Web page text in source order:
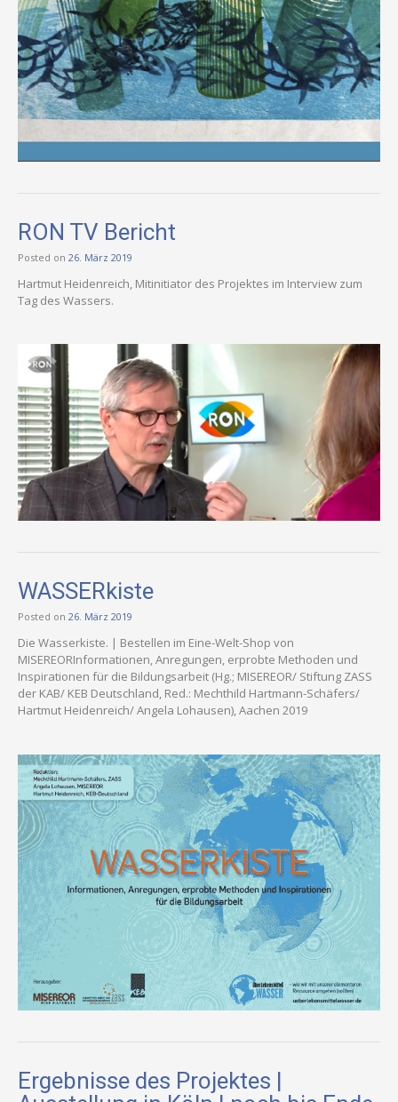
RON TV Bericht
Posted on 26. März 2019
Hartmut Heidenreich, Mitinitiator des Projektes im Interview zum
Tag des Wassers.
WASSERkiste
Posted on 26. März 2019
Die Wasserkiste. | Bestellen im Eine-Welt-Shop von
MISEREORInformationen, Anregungen, erprobte Methoden und
Inspirationen für die Bildungsarbeit (Hg.; MISEREOR/ Stiftung ZASS
der KAB/ KEB Deutschland, Red.: Mechthild Hartmann-Schäfers/
Hartmut Heidenreich/ Angela Lohausen), Aachen 2019
Ergebnisse des Projektes |